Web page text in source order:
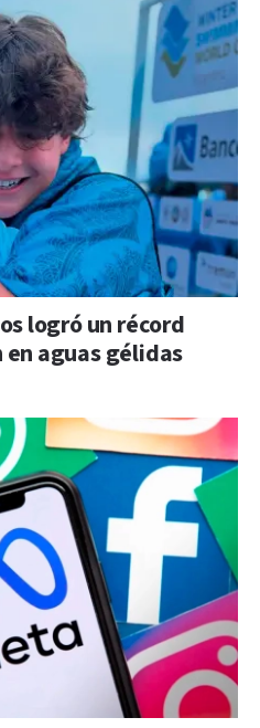
logró un récord
aguas gélidas